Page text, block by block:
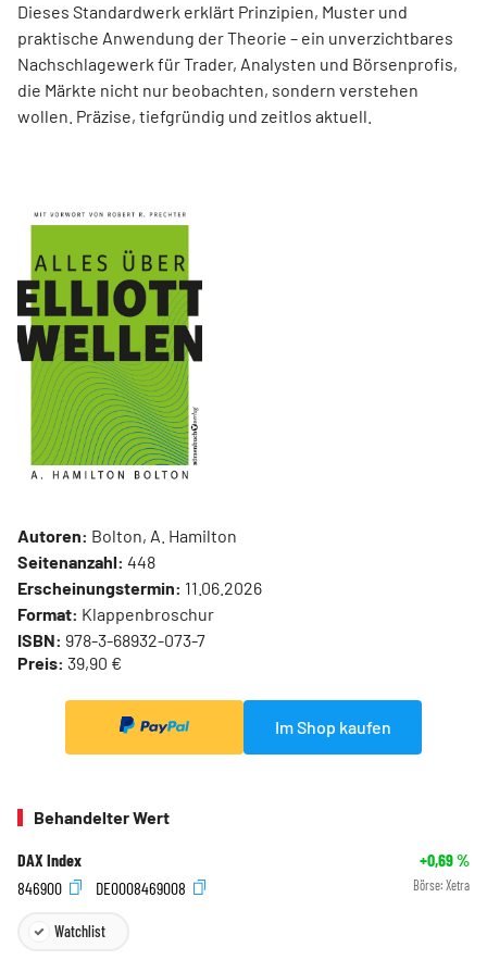
Dieses Standardwerk erklärt Prinzipien, Muster und
praktische Anwendung der Theorie – ein unverzichtbares
Nachschlagewerk für Trader, Analysten und Börsenprofis,
die Märkte nicht nur beobachten, sondern verstehen
wollen. Präzise, tiefgründig und zeitlos aktuell.
Autoren: Bolton, A. Hamilton
Seitenanzahl: 448
Erscheinungstermin: 11.06.2026
Format: Klappenbroschur
ISBN: 978-3-68932-073-7
Preis: 39,90 €
Im Shop kaufen
Behandelter Wert
DAX Index +0,69%
846900
DE0008469008 Börse: Xetra
Watchlist